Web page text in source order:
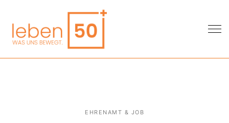
EHRENAMT & JOB